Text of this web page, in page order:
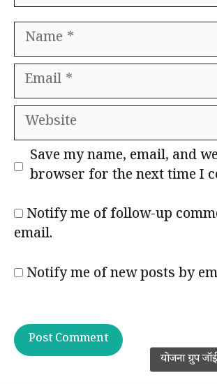
Name
Email
Website
Save my name, email, and
browser for the next time I
Notify me of follow-up
email.
Notify me of new posts by